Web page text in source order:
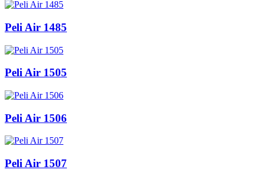
Peli Air 1485
Peli Air 1505
Peli Air 1506
Peli Air 1507